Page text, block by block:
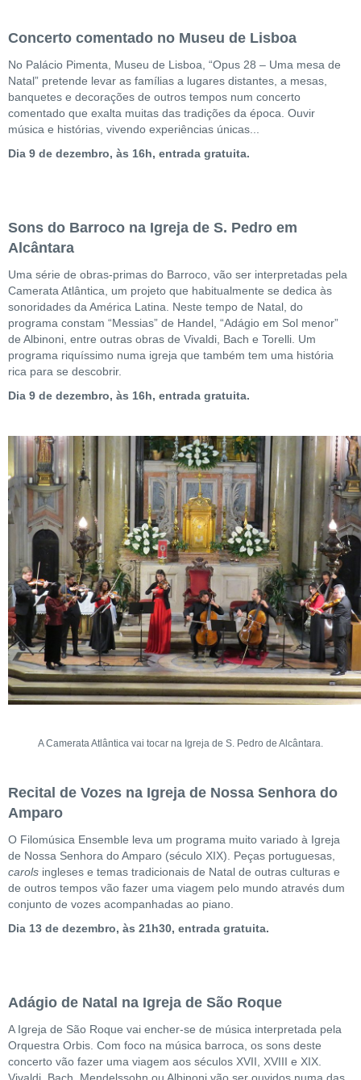
Concerto comentado no Museu de Lisboa
No Palácio Pimenta, Museu de Lisboa, “Opus 28 – Uma mesa de
Natal” pretende levar as famílias a lugares distantes, a mesas,
banquetes e decorações de outros tempos num concerto
comentado que exalta muitas das tradições da época. Ouvir
música e histórias, vivendo experiências únicas...
Dia 9 de dezembro, às 16h, entrada gratuita.
Sons do Barroco na Igreja de S. Pedro em
Alcântara
Uma série de obras-primas do Barroco, vão ser interpretadas pela
Camerata Atlântica, um projeto que habitualmente se dedica às
sonoridades da América Latina. Neste tempo de Natal, do
programa constam “Messias” de Handel, “Adágio em Sol menor”
de Albinoni, entre outras obras de Vivaldi, Bach e Torelli. Um
programa riquíssimo numa igreja que também tem uma história
rica para se descobrir.
Dia 9 de dezembro, às 16h, entrada gratuita.
A Camerata Atlântica vai tocar na Igreja de S. Pedro de Alcântara.
Recital de Vozes na Igreja de Nossa Senhora do
Amparo
O Filomúsica Ensemble leva um programa muito variado à Igreja
de Nossa Senhora do Amparo (século XIX). Peças portuguesas,
carols ingleses e temas tradicionais de Natal de outras culturas e
de outros tempos vão fazer uma viagem pelo mundo através dum
conjunto de vozes acompanhadas ao piano.
Dia 13 de dezembro, às 21h30, entrada gratuita.
Adágio de Natal na Igreja de São Roque
A Igreja de São Roque vai encher-se de música interpretada pela
Orquestra Orbis. Com foco na música barroca, os sons deste
concerto vão fazer uma viagem aos séculos XVII, XVIII e XIX.
Vivaldi, Bach, Mendelssohn ou Albinoni vão ser ouvidos numa das